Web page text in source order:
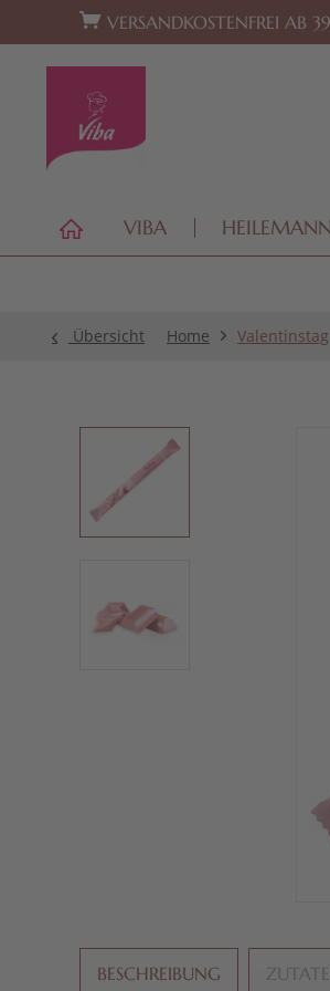
Zur Hauptnavigation springen
VERSANDKOSTENFREI AB
VIBA HEILEMANN
Übersicht Home Valentinstag
BESCHREIBUNG